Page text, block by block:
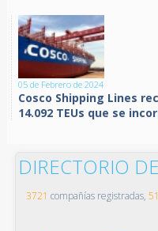
05 de Febrero de 2024
Cosco Shipping Lines
14.092 TEUs que se
DIRECTORIO
3721 compañías registradas, 51